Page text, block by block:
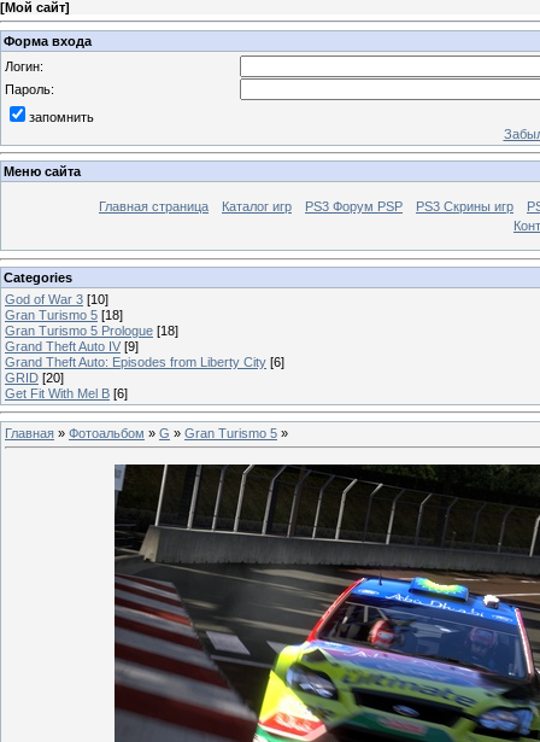
[Мой сайт]
Форма входа
Логин:
Пароль:
запомнить
Меню сайта
Главная страница Каталог игр PS3 Форум PSP PS3 Cкрины игр
Categories
God of War 3 [10]
Gran Turismo 5 [18]
Gran Turismo 5 Prologue [18]
Grand Theft Auto IV [9]
Grand Theft Auto: Episodes from Liberty City [6]
GRID [20]
Get Fit With Mel B [6]
Главная » Фотоальбом » G » Gran Turismo 5 »